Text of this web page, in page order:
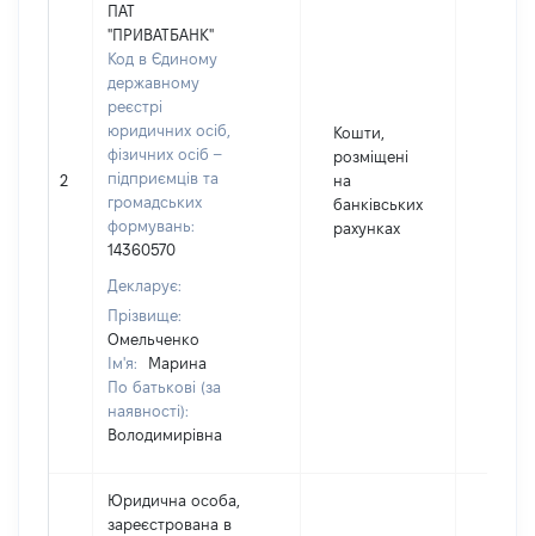
2
ПАТ
"ПРИВАТБАНК"
Код в Єдиному
державному
реєстрі
юридичних осіб,
фізичних осіб –
підприємців та
громадських
формувань:
14360570
Декларує:
Прізвище:
Омельченко
Ім'я:
Марина
По батькові (за
наявності):
Володимирівна
Кошти,
розміщені
на
банківських
рахунках
Юридична особа,
зареєстрована в